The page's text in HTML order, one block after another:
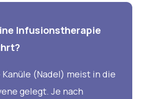
Infusionstherapie
Kanüle (Nadel) meist in die
gelegt. Je nach